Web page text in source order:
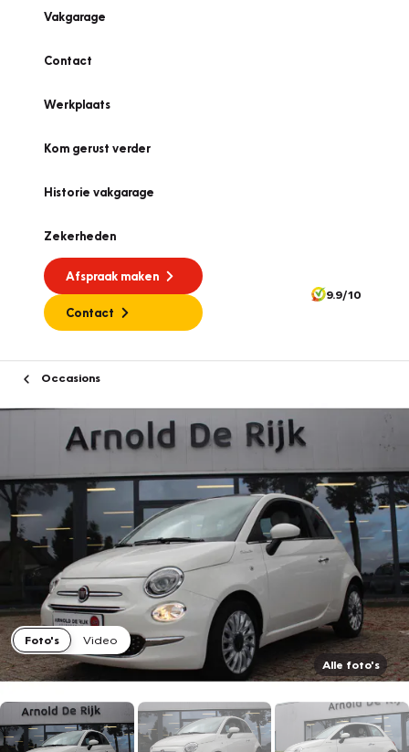
Vakgarage
Contact
Werkplaats
Kom gerust verder
Historie vakgarage
Zekerheden
Afspraak maken
Contact
9.9/10
Occasions
Foto's
Video
Alle foto's